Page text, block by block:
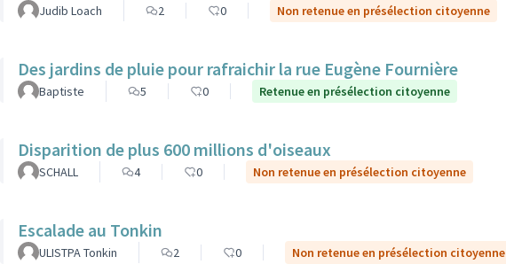
Judib Loach 2 0 Non retenue en présélection citoyenne
Des jardins de pluie pour rafraichir la rue Eugène Fournière
Baptiste 5 0 Retenue en présélection citoyenne
Disparition de plus 600 millions d'oiseaux
SCHALL 4 0 Non retenue en présélection citoyenne
Escalade au Tonkin
ULISTPA Tonkin 2 0 Non retenue en présélection citoyenne